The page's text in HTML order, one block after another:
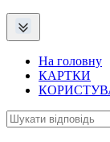
На головну
КАРТКИ